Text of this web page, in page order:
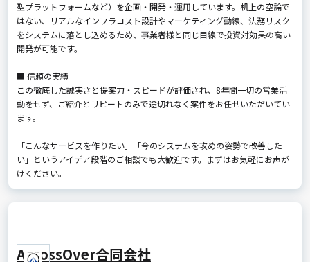
型プラットフォームなど）を企画・開発・運用しています。机上の空論で
はない、リアルなインフラコスト設計やマーケティング動線、法務リスク
をシステムに落とし込めるため、事業者様と同じ目線で投資対効果の高い
開発が可能です。
■ 信頼の実績
この徹底した誠実さと提案力・スピードが評価され、8年間一切の営業活
動をせず、ご紹介とリピートのみで途切れなく案件をお任せいただいてい
ます。
「こんなサービスを作りたい」「今のシステムを攻めの姿勢で改善した
い」というアイデア段階のご相談でも大歓迎です。まずはお気軽にお声が
けください。
AcrossOver合同会社